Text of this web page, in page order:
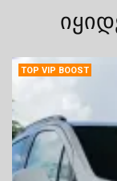
TOP VIP BOOST